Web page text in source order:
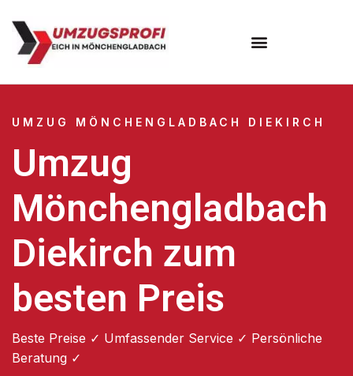
UMZUG MÖNCHENGLADBACH DIEKIRCH
Umzug
Mönchengladbach
Diekirch zum
besten Preis
Beste Preise ✓ Umfassender Service ✓ Persönliche
Beratung ✓